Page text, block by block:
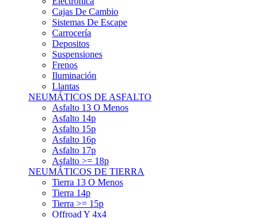
Sistemas De Escape
Carrocería
Depositos
Suspensiones
Frenos
Iluminación
Llantas
NEUMÁTICOS DE ASFALTO
Asfalto 13 O Menos
Asfalto 14p
Asfalto 15p
Asfalto 16p
Asfalto 17p
Asfalto >= 18p
NEUMÁTICOS DE TIERRA
Tierra 13 O Menos
Tierra 14p
Tierra >= 15p
Offroad Y 4x4
OTROS NEUMÁTICOS